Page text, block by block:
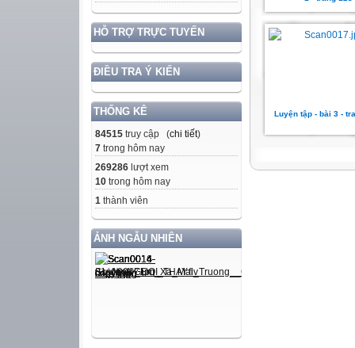
HỖ TRỢ TRỰC TUYẾN
ĐIỀU TRA Ý KIẾN
THỐNG KÊ
84515 truy cập (chi tiết)
7 trong hôm nay
269286 lượt xem
10 trong hôm nay
1 thành viên
ẢNH NGẪU NHIÊN
Luyện tập - bài 3 -